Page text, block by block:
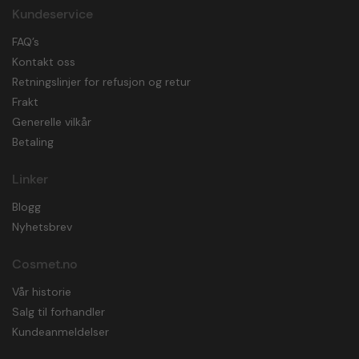
Kundeservice
FAQ’s
Kontakt oss
Retningslinjer for refusjon og retur
Frakt
Generelle vilkår
Betaling
Linker
Blogg
Nyhetsbrev
Cosmet.no
Vår historie
Salg til forhandler
Kundeanmeldelser